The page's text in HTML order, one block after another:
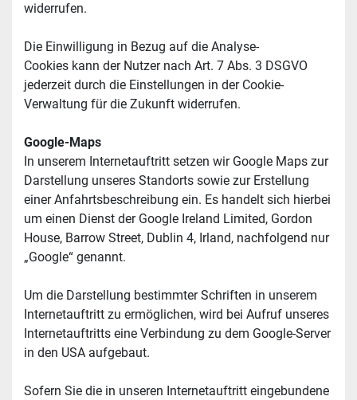
widerrufen.
Die Einwilligung in Bezug auf die Analyse-
Cookies kann der Nutzer nach Art. 7 Abs. 3 DSGVO
jederzeit durch die Einstellungen in der Cookie-
Verwaltung für die Zukunft widerrufen.
Google-Maps
In unserem Internetauftritt setzen wir Google Maps zur
Darstellung unseres Standorts sowie zur Erstellung
einer Anfahrtsbeschreibung ein. Es handelt sich hierbei
um einen Dienst der Google Ireland Limited, Gordon
House, Barrow Street, Dublin 4, Irland, nachfolgend nur
„Google“ genannt.
Um die Darstellung bestimmter Schriften in unserem
Internetauftritt zu ermöglichen, wird bei Aufruf unseres
Internetauftritts eine Verbindung zu dem Google-Server
in den USA aufgebaut.
Sofern Sie die in unseren Internetauftritt eingebundene